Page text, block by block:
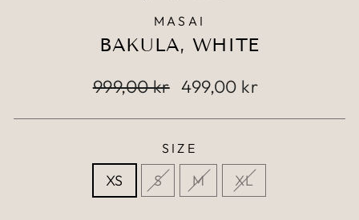
MASAI
BAKULA, WHITE
999,00 kr 499,00 kr
SIZE
XS S M XL